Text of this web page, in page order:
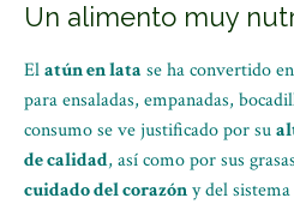
Un alimento muy
Elatún en lata se ha convertido
para ensaladas, empanadas,
consumo se ve justificado por su
de calidad, así como por sus
cuidado del corazóny del